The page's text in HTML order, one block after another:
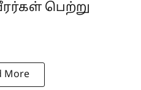
பெற்று
More